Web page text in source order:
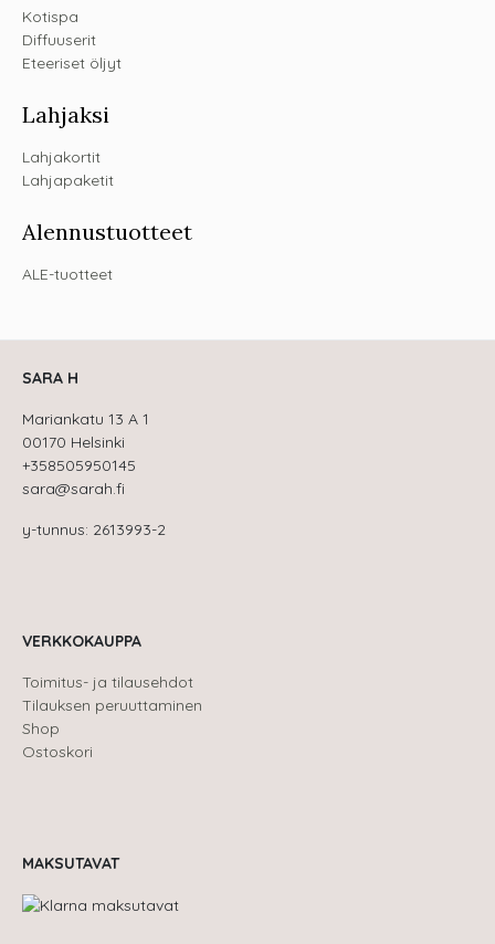
Kotispa
Diffuuserit
Eteeriset öljyt
Lahjaksi
Lahjakortit
Lahjapaketit
Alennustuotteet
ALE-tuotteet
SARA H
Mariankatu 13 A 1
00170 Helsinki
+358505950145
sara@sarah.fi
y-tunnus: 2613993-2
VERKKOKAUPPA
Toimitus- ja tilausehdot
Tilauksen peruuttaminen
Shop
Ostoskori
MAKSUTAVAT